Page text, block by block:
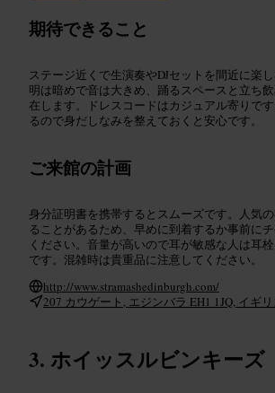
期待できること
ステージ近くで生演奏やDJセットを間近に楽
明は暗めで音は大きめ、踊るスペースと立ち
在します。ドレスコードはカジュアル寄りで
るので身だしなみを整えておくと安心です。
ご来館の計画
身分証明書を携帯するとスムーズです。人気
ることがあるため、早めに到着するか事前に
ください。音量が高いので耳が敏感な人は耳
です。混雑時は貴重品に注意してください。
http://www.stramashedinburgh.com/
207 カウゲート, エジンバラ EH1 1JQ, イギリ
ホイッスルビンキーズ